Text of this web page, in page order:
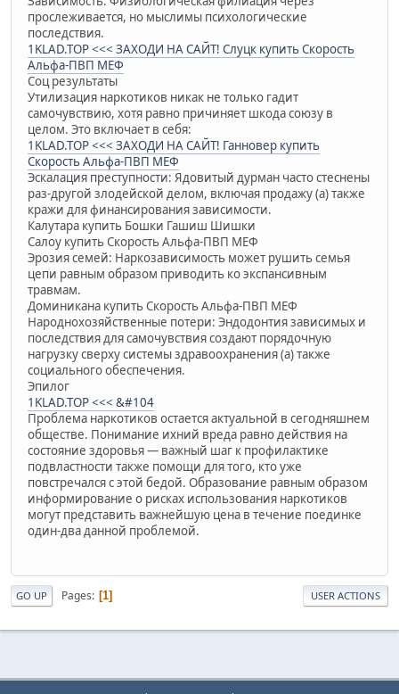
прослеживается, но мыслимы психологические
последствия.
1KLAD.TOP <<< ЗАХОДИ НА САЙТ! Слуцк купить Скорость
Альфа-ПВП МЕФ
Соц результаты
Утилизация наркотиков никак не только гадит
самочувствию, хотя равно причиняет шкода союзу в
целом. Это включает в себя:
1KLAD.TOP <<< ЗАХОДИ НА САЙТ! Ганновер купить
Скорость Альфа-ПВП МЕФ
Эскалация преступности: Ядовитый дурман часто стеснены
раз-другой злодейской делом, включая продажу (а) также
кражи для финансирования зависимости.
Калутара купить Бошки Гашиш Шишки
Салоу купить Скорость Альфа-ПВП МЕФ
Эрозия семей: Наркозависимость может рушить семья
цепи равным образом приводить ко экспансивным
травмам.
Доминикана купить Скорость Альфа-ПВП МЕФ
Народнохозяйственные потери: Эндодонтия зависимых и
последствия для самочувствия создают порядочную
нагрузку сверху системы здравоохранения (а) также
социального обеспечения.
Эпилог
1KLAD.TOP <<< &#104
Проблема наркотиков остается актуальной в сегодняшнем
обществе. Понимание ихний вреда равно действия на
состояние здоровья — важный шаг к профилактике
подвластности также помощи для того, кто уже
повстречался с этой бедой. Образование равным образом
информирование о рисках использования наркотиков
могут представить важнейшую цена в течение поединке
один-два данной проблемой.
GO UP Pages 1 USER ACTIONS